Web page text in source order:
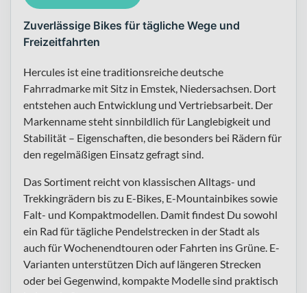
Zuverlässige Bikes für tägliche Wege und
Freizeitfahrten
Hercules ist eine traditionsreiche deutsche
Fahrradmarke mit Sitz in Emstek, Niedersachsen. Dort
entstehen auch Entwicklung und Vertriebsarbeit. Der
Markenname steht sinnbildlich für Langlebigkeit und
Stabilität – Eigenschaften, die besonders bei Rädern für
den regelmäßigen Einsatz gefragt sind.
Das Sortiment reicht von klassischen Alltags- und
Trekkingrädern bis zu E-Bikes, E-Mountainbikes sowie
Falt- und Kompaktmodellen. Damit findest Du sowohl
ein Rad für tägliche Pendelstrecken in der Stadt als
auch für Wochenendtouren oder Fahrten ins Grüne. E-
Varianten unterstützen Dich auf längeren Strecken
oder bei Gegenwind, kompakte Modelle sind praktisch